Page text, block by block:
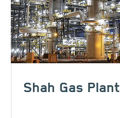
Shah Gas Plant